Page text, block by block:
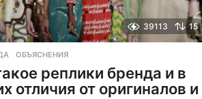
39113 15
,ОБЪЯСНЕНИЯ
реплики бренда и в
отличия от оригиналов и